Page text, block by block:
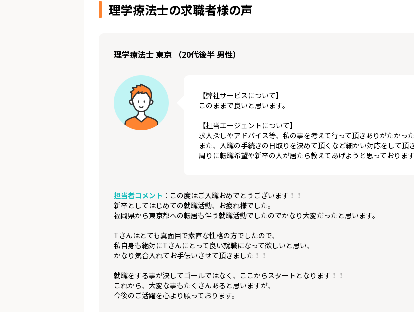
理学療法士の求職者様の声
理学療法士 東京 （20代後半 男性）
【弊社サービスについて】
このままで良いと思います。
【担当エージェントについて】
求人探しやアドバイス等、私の事を考えて行って頂きありがたかった
また、入職の手続きの日取りを決めて頂くなど細かい対応をして頂
周りに転職希望や新卒の人が居たら教えてあげようと思っております
担当者コメント ：この度はご入職おめでとうございます！！
新卒としてはじめての就職活動、お疲れ様でした。
福岡県から東京都への転居も伴う就職活動でしたのでかなり大変だったと思います。
Tさんはとても真面目で素直な性格の方でしたので、
私自身も絶対にTさんにとって良い就職になって欲しいと思い、
かなり気合入れてお手伝いさせて頂きました！！
就職をする事が決してゴールではなく、ここからスタートとなります！！
これから、大変な事もたくさんあると思いますが、
今後のご活躍を心より願っております。